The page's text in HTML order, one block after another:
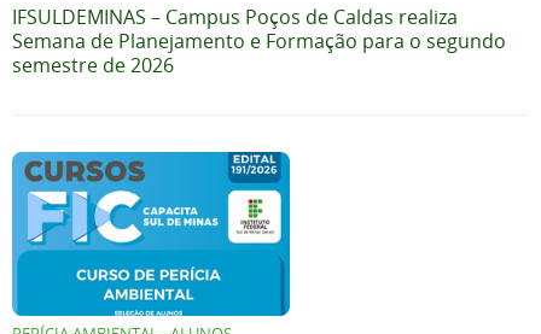
IFSULDEMINAS – Campus Poços de Caldas realiza
Semana de Planejamento e Formação para o segundo
semestre de 2026